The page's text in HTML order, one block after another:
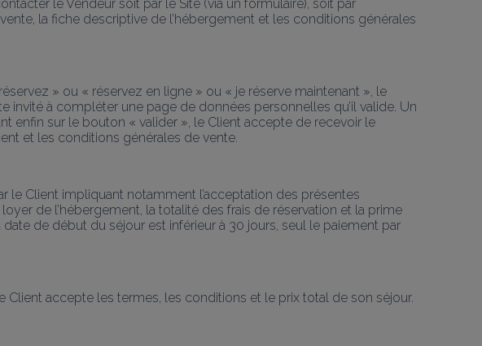
le Vendeur soit par le Site (via un formulaire), soit par
la fiche descriptive de l’hébergement et les conditions générales
» ou « réservez en ligne » ou « je réserve maintenant », le
invité à compléter une page de données personnelles qu’il valide. Un
enfin sur le bouton « valider », le Client accepte de recevoir le
et les conditions générales de vente.
le Client impliquant notamment l’acceptation des présentes
de l’hébergement, la totalité des frais de réservation et la prime
de début du séjour est inférieur à 30 jours, seul le paiement par
accepte les termes, les conditions et le prix total de son séjour.